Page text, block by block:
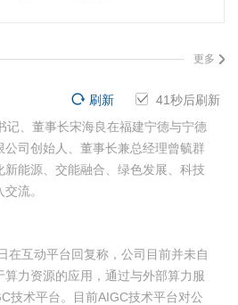
更多
41秒后刷新
刷新
记、董事长宋海良在福建宁德与宁德
公司创始人、董事长兼总经理曾毓群
能源、交能融合、绿色发展、科技
流。
在互动平台回复称，公司目前并未自
力资源的应用，通过与外部算力服
技术平台。目前AIGC技术平台对公